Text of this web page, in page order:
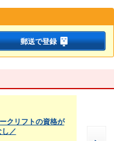
郵送で登録
クリフトの資格が
／